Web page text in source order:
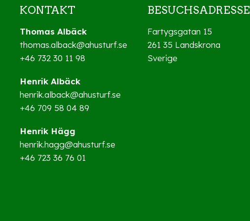
KONTAKT
Thomas Albäck
thomas.alback@ahusturf.se
+46 732 30 11 98
Henrik Albäck
henrik.alback@ahusturf.se
+46 709 58 04 89
Henrik Hägg
henrik.hagg@ahusturf.se
+46 723 36 76 01
BESUCHSADRESSE
Fartygsgatan 15
261 35 Landskrona
Sverige